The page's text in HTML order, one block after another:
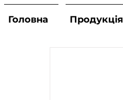
Головна Продукція